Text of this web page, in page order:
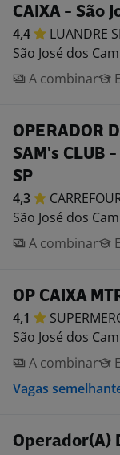
CAIXA - São
4,4 LUANDRE
São José dos
A combinar
OPERADOR
SAM's CLUB -
SP
4,3
São José dos
A combinar
OP CAIXA
4,1
São José dos
A combinar
Vagas
Operador(A)